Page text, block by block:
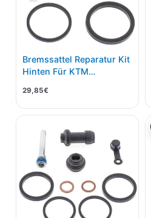
Bremssattel Reparatur Kit
Hinten Für KTM
29,85€